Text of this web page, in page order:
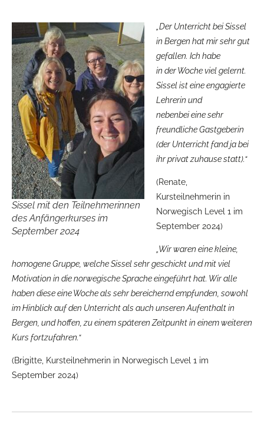
Sissel mit den Teilnehmerinnen
des Anfängerkurses im
September 2024
Der Unterricht bei Sissel
in Bergen hat mir sehr gut
gefallen. Ich habe
in der Woche viel gelernt.
Sissel ist eine engagierte
Lehrerin und
nebenbei eine sehr
freundliche Gastgeberin
(der Unterricht fand ja bei
ihr privat zuhause statt).“
(Renate,
Kursteilnehmerin in
Norwegisch Level 1 im
September 2024)
„Wir waren eine kleine,
homogene Gruppe, welche Sissel sehr geschickt und mit viel
Motivation in die norwegische Sprache eingeführt hat. Wir alle
haben diese eine Woche als sehr bereichernd empfunden, sowohl
im Hinblick auf den Unterricht als auch unseren Aufenthalt in
Bergen, und hoffen, zu einem späteren Zeitpunkt in einem weiteren
Kurs fortzufahren.“
(Brigitte, Kursteilnehmerin in Norwegisch Level 1 im
September 2024)